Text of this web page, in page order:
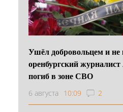
Ушёл добровольцем и не
оренбургский
погиб в зоне СВО
6 августа 10:09 2